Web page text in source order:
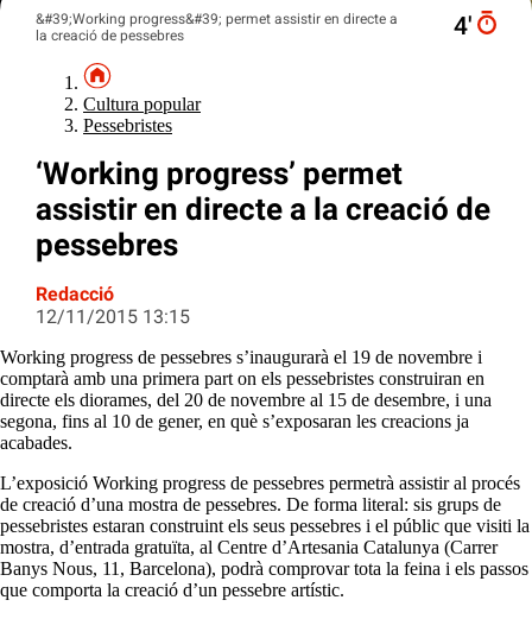
&#39;Working progress&#39; permet assistir en directe a
la creació de pessebres
4′
Cultura popular
Pessebristes
‘Working progress’ permet
assistir en directe a la creació de
pessebres
Redacció
12/11/2015 13:15
Working progress de pessebres s’inaugurarà el 19 de novembre i
comptarà amb una primera part on els pessebristes construiran en
directe els diorames, del 20 de novembre al 15 de desembre, i una
segona, fins al 10 de gener, en què s’exposaran les creacions ja
acabades.
L’exposició Working progress de pessebres permetrà assistir al procés
de creació d’una mostra de pessebres. De forma literal: sis grups de
pessebristes estaran construint els seus pessebres i el públic que visiti la
mostra, d’entrada gratuïta, al Centre d’Artesania Catalunya (Carrer
Banys Nous, 11, Barcelona), podrà comprovar tota la feina i els passos
que comporta la creació d’un pessebre artístic.